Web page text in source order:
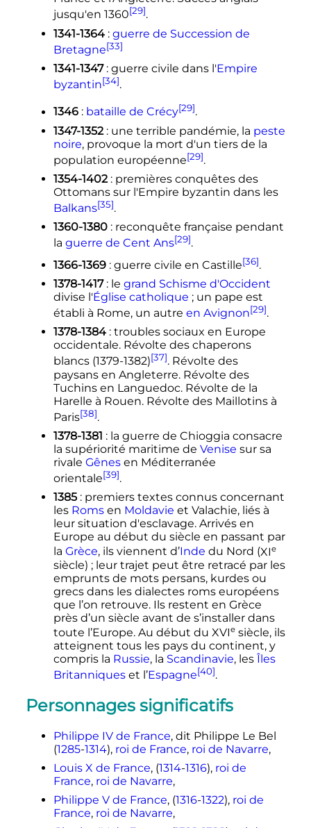
jusqu'en 1360[29].
1341-1364 : guerre de Succession de
Bretagne[33]
1341-1347 : guerre civile dans l'Empire
byzantin[34].
1346 : bataille de Crécy[29].
1347-1352 : une terrible pandémie, la peste
noire, provoque la mort d'un tiers de la
population européenne[29].
1354-1402 : premières conquêtes des
Ottomans sur l'Empire byzantin dans les
Balkans[35].
1360-1380 : reconquête française pendant
la guerre de Cent Ans[29].
1366-1369 : guerre civile en Castille[36].
1378-1417 : le grand Schisme d'Occident
divise l'Église catholique ; un pape est
établi à Rome, un autre en Avignon[29].
1378-1384 : troubles sociaux en Europe
occidentale. Révolte des chaperons
blancs (1379-1382)[37]. Révolte des
paysans en Angleterre. Révolte des
Tuchins en Languedoc. Révolte de la
Harelle à Rouen. Révolte des Maillotins à
Paris[38].
1378-1381 : la guerre de Chioggia consacre
la supériorité maritime de Venise sur sa
rivale Gênesen Méditerranée
orientale[39].
1385 : premiers textes connus concernant
les Romsen Moldavie et Valachie, liés à
leur situation d'esclavage. Arrivés en
Europe au début du siècle en passant par
la Grèce, ils viennent d’Inde du Nord (XIe
siècle) ; leur trajet peut être retracé par les
emprunts de mots persans, kurdes ou
grecs dans les dialectes roms européens
que l’on retrouve. Ils restent en Grèce
près d’un siècle avant de s’installer dans
toute l’Europe. Au début du XVIe siècle, ils
atteignent tous les pays du continent, y
compris la Russie, la Scandinavie, les Îles
Britanniqueset l’Espagne[40].
Personnages significatifs
Philippe IV de France, dit Philippe Le Bel
(1285-1314), roi de France, roi de Navarre,
Louis X de France, (1314-1316), roi de
France, roi de Navarre,
Philippe V de France, (1316-1322), roi de
France, roi de Navarre,